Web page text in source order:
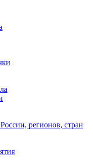
регионов, стран